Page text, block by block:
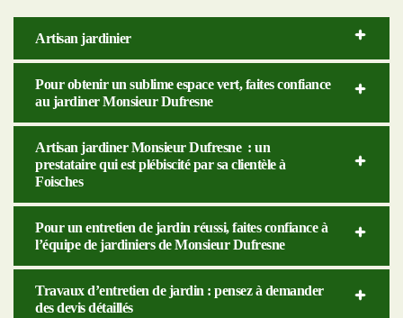
Artisan jardinier
Pour obtenir un sublime espace vert, faites confiance
au jardiner Monsieur Dufresne
Artisan jardiner Monsieur Dufresne : un
prestataire qui est plébiscité par sa clientèle à
Foisches
Pour un entretien de jardin réussi, faites confiance à
l’équipe de jardiniers de Monsieur Dufresne
Travaux d’entretien de jardin : pensez à demander
des devis détaillés